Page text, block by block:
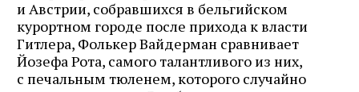
и Австрии, собравшихся в бельгийском
курортном городе после прихода к власти
Гитлера, Фолькер Вайдерман сравнивает
Йозефа Рота, самого талантливого из них,
с печальным тюленем, которого случайно